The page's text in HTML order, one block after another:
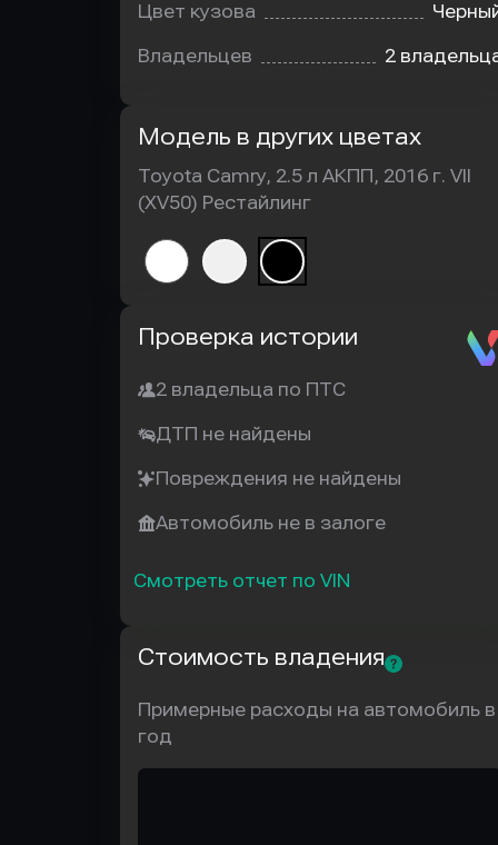
Цвет кузова
Владельцев 2
Модель в других цветах
Toyota Camry, 2.5 л АКПП, 2016 г. VII
(XV50) Рестайлинг
Проверка истории
2 владельца по ПТС
ДТП не найдены
Повреждения не найдены
Автомобиль не в залоге
Смотреть отчет по VIN
Стоимость владения
Примерные расходы на автомобиль в
год